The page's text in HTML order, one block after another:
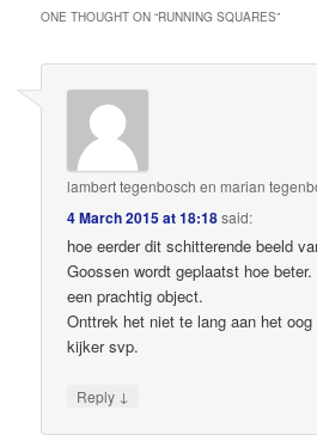
ONE THOUGHT ON “RUNNING SQUARES”
lambert tegenbosch en marian
4 March 2015 at 18:18said:
hoe eerder dit schitterende beeld
Goossen wordt geplaatst hoe
een prachtig object.
Onttrek het niet te lang aan het oog
kijker svp.
Reply ↓